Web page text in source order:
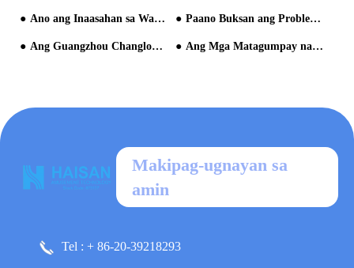
Ano ang Inaasahan sa Waterpark Paano Buksan ang Problema sa Maikling Panahon ng Operasyon sa Mga Parke ng Tubig?
Ang Guangzhou Changlong Water Park ay gumagawa ng isang Dabbling Modelo ng Halloween Ang Mga Matagumpay na Tip sa Water Park
Makipag-ugnayan sa
amin
Tel : + 86-20-39218293